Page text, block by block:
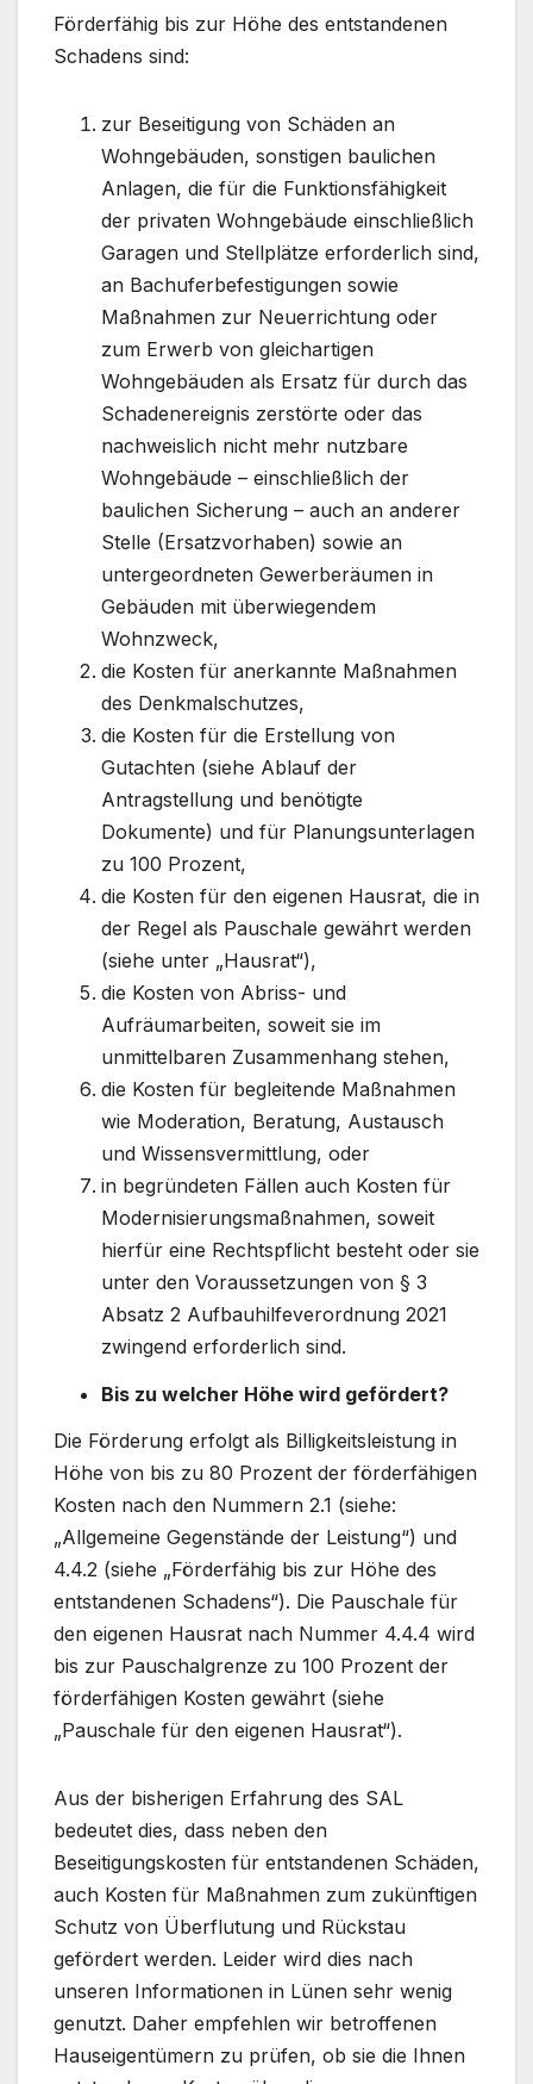
Förderfähig bis zur Höhe des entstandenen
Schadens sind:
zur Beseitigung von Schäden an
Wohngebäuden, sonstigen baulichen
Anlagen, die für die Funktionsfähigkeit
der privaten Wohngebäude einschließlich
Garagen und Stellplätze erforderlich sind,
an Bachuferbefestigungen sowie
Maßnahmen zur Neuerrichtung oder
zum Erwerb von gleichartigen
Wohngebäuden als Ersatz für durch das
Schadenereignis zerstörte oder das
nachweislich nicht mehr nutzbare
Wohngebäude – einschließlich der
baulichen Sicherung – auch an anderer
Stelle (Ersatzvorhaben) sowie an
untergeordneten Gewerberäumen in
Gebäuden mit überwiegendem
Wohnzweck,
die Kosten für anerkannte Maßnahmen
des Denkmalschutzes,
die Kosten für die Erstellung von
Gutachten (siehe Ablauf der
Antragstellung und benötigte
Dokumente) und für Planungsunterlagen
zu 100 Prozent,
die Kosten für den eigenen Hausrat, die in
der Regel als Pauschale gewährt werden
(siehe unter „Hausrat“),
die Kosten von Abriss- und
Aufräumarbeiten, soweit sie im
unmittelbaren Zusammenhang stehen,
die Kosten für begleitende Maßnahmen
wie Moderation, Beratung, Austausch
und Wissensvermittlung, oder
in begründeten Fällen auch Kosten für
Modernisierungsmaßnahmen, soweit
hierfür eine Rechtspflicht besteht oder sie
unter den Voraussetzungen von § 3
Absatz 2 Aufbauhilfeverordnung 2021
zwingend erforderlich sind.
Bis zu welcher Höhe wird gefördert?
Die Förderung erfolgt als Billigkeitsleistung in
Höhe von bis zu 80 Prozent der förderfähigen
Kosten nach den Nummern 2.1 (siehe:
„Allgemeine Gegenstände der Leistung“) und
4.4.2 (siehe „Förderfähig bis zur Höhe des
entstandenen Schadens“). Die Pauschale für
den eigenen Hausrat nach Nummer 4.4.4 wird
bis zur Pauschalgrenze zu 100 Prozent der
förderfähigen Kosten gewährt (siehe
„Pauschale für den eigenen Hausrat“).
Aus der bisherigen Erfahrung des SAL
bedeutet dies, dass neben den
Beseitigungskosten für entstandenen Schäden,
auch Kosten für Maßnahmen zum zukünftigen
Schutz von Überflutung und Rückstau
gefördert werden. Leider wird dies nach
unseren Informationen in Lünen sehr wenig
genutzt. Daher empfehlen wir betroffenen
Hauseigentümern zu prüfen, ob sie die Ihnen